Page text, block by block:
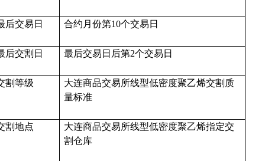
后交易日 合约月份第10个交易日
后交割日 最后交易日后第2个交易日
割等级
大连商品交易所线型低密度聚乙烯交割质
量标准
割地点
大连商品交易所线型低密度聚乙烯指定交
割仓库